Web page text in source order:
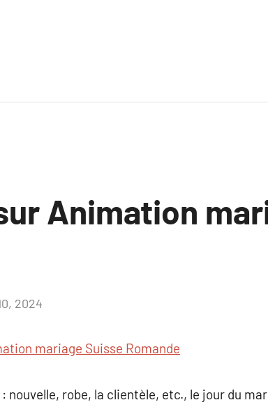
Animation
2024
mariage Suisse Romande
nouvelle, robe, la clientèle, etc., le jour du